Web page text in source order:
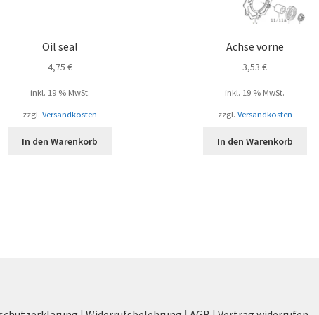
Oil seal
4,75 €
inkl. 19 % MwSt.
zzgl.Versandkosten
In den Warenkorb
Achse vorne
3,53€
inkl. 19 % MwSt.
zzgl. Versandkosten
In den Warenkorb